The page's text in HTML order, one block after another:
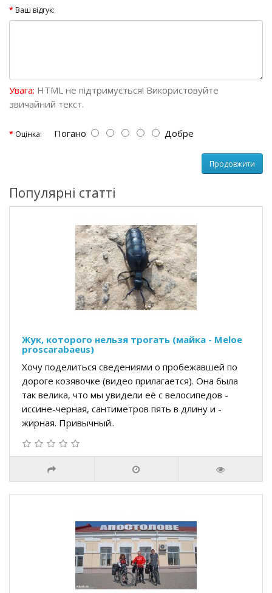
Ваш відгук:
Увага: HTML не підтримується! Використовуйте
звичайний текст.
Оцінка: Погано Добре
Продовжити
Популярні статті
Жук, которого нельзя трогать (майка - Meloe
proscarabaeus)
Хочу поделиться сведениями о пробежавшей по
дороге козявочке (видео прилагается). Она была
так велика, что мы увидели её с велосипедов -
иссине-черная, сантиметров пять в длину и -
жирная. Привычный..